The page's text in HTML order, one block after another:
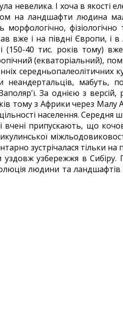
невелика. І хоча в якості
на ландшафти людина
і на півдні Європи, і в
(150-40 тис. років тому)
(екваторіальний),
неандертальців, мабуть,
За однією з
тому з Африки через Малу
населення.
вчені припускають, що
зустрічалася тільки
узбережжя в
людини та